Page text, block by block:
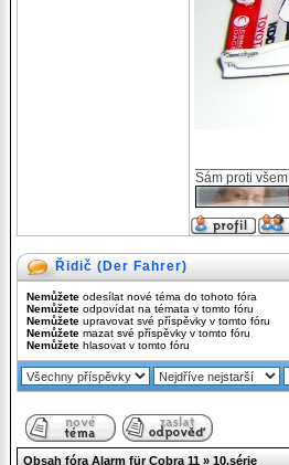
Sám proti
Řidič (Der Fahrer)
Nemůžete odesílat nové téma do tohoto fóra
Nemůžete odpovídat na témata v tomto fóru
Nemůžete upravovat své příspěvky v tomto fóru
Nemůžete mazat své příspěvky v tomto fóru
Nemůžete hlasovat v tomto fóru
Obsah fóra Alarm für Cobra 11 » 10.série